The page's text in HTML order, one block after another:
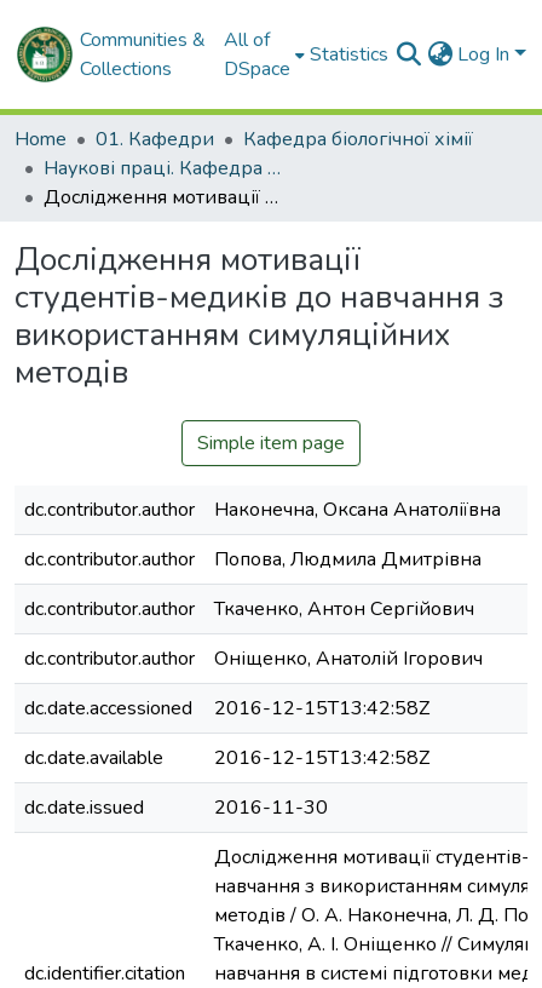
Communities &
Collections
All of
DSpace
Statistics Log In
Home 01. Кафедри
Кафедра біологічної хімії
Наукові праці. Кафедра біологічної хімії
Дослідження мотивації студентів-медиків до навчання з використанням симуляційних методів
Дослідження мотивації
студентів-медиків до навчання з
використанням симуляційних
методів
Simple item page
dc.contributor.author
Наконечна, Оксана Анатоліївна
dc.contributor.author
Попова, Людмила Дмитрівна
dc.contributor.author
Ткаченко, Антон Сергійович
dc.contributor.author
Оніщенко, Анатолій Ігорович
dc.date.accessioned
2016-12-15T13:42:58Z
dc.date.available
2016-12-15T13:42:58Z
dc.date.issued
2016-11-30
dc.identifier.citation
Дослідження мотивації студентів-
навчання з використанням
методів / О. А. Наконечна, Л. Д.
Ткаченко, А. І. Оніщенко //
навчання в системі підготовки